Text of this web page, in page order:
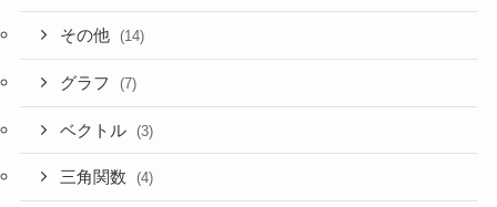
その他 (14)
グラフ (7)
ベクトル (3)
三角関数 (4)